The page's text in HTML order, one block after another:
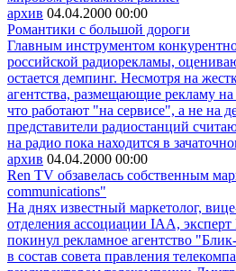
архив 04.04.2000 00:00
Романтики с большой дороги
Главным инструментом
российской радиорекламы,
остается демпинг. Несмотря на
агентства, размещающие рекламу на
что работают "на сервисе", а не на
представители радиостанций
на радио пока находится в
архив 04.04.2000 00:00
Ren TV обзавелась собственным
communications"
На днях известный маркетолог,
отделения ассоциации IAA,
покинул рекламное агентство
в состав совета правления